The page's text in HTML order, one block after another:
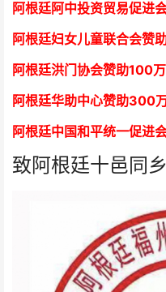
阿根廷阿中投资贸易促进
阿根廷妇女儿童联合会赞
阿根廷洪门协会赞助100
阿根廷华助中心赞助300
阿根廷中国和平统一促进
致阿根廷十邑同